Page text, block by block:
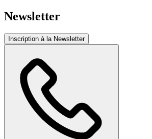
Newsletter
Inscription à la Newsletter